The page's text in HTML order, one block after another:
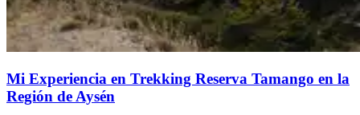
Mi Experiencia en Trekking Reserva Tamango en la
Región de Aysén